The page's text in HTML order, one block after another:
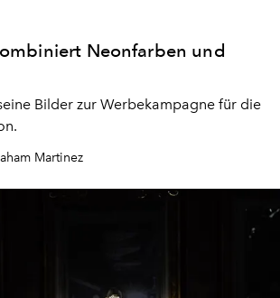
Neonfarben und
Bilder zur Werbekampagne für die
Martinez